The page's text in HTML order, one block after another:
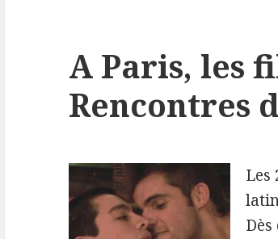
A Paris, les
Rencontres
Les